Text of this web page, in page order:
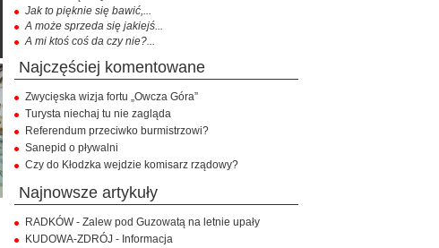
Jak to pięknie się bawić,...
A może sprzeda się jakiejś...
A mi ktoś coś da czy nie?...
najczęściej komentowane
Zwycięska wizja fortu „Owcza Góra”
Turysta niechaj tu nie zagląda
Referendum przeciwko burmistrzowi?
Sanepid o pływalni
Czy do Kłodzka wejdzie komisarz rządowy?
najnowsze artykuły
RADKÓW - Zalew pod Guzowatą na letnie upały
KUDOWA-ZDRÓJ - Informacja